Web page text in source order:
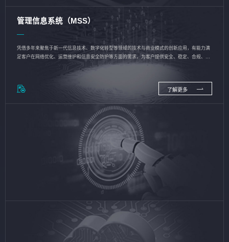
管理信息系统（MSS）
凭借多年来聚焦于新一代信息技术、数字化转型等领域的技术与商业模式的创新应用，有能力满
足客户在网络优化、运营维护和信息安全防护等方面的需求，为客户提供安全、稳定、合规、持
了解更多